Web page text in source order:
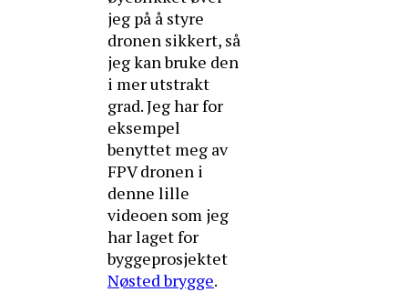
jeg på å styre
dronen sikkert, så
jeg kan bruke den
i mer utstrakt
grad. Jeg har for
eksempel
benyttet meg av
FPV dronen i
denne lille
videoen som jeg
har laget for
byggeprosjektet
Nøsted brygge.